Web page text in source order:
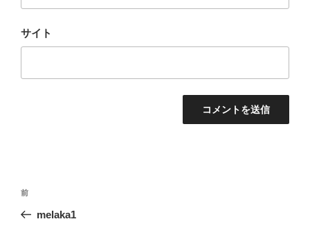
サイト
投
ナ
前
の
前
melaka1